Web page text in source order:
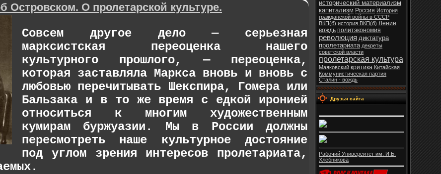
Островском. О пролетарской культуре.
Совсем другое дело — серьезная
марксистская переоценка нашего
культурного прошлого, — переоценка,
которая заставляла Маркса вновь и вновь с
любовью перечитывать Шекспира, Гомера или
Бальзака и в то же время с едкой иронией
относиться к многим художественным
кумирам буржуазии. Мы в России должны
пересмотреть наше культурное достояние
под углом зрения интересов пролетариата,
исторический материализм
капитализм Россия История
гражданской войны в СССР
ВКП(б) история ВКП(б) Ленин
вождь политэкономия
революция диктатура
пролетариата декреты
советской власти
пролетарская культура
Маяковский критика Китайская
Коммунистическая партия
Сталин - вождь
Друзья сайта
Рабочий Университет им. И.Б.
Хлебникова